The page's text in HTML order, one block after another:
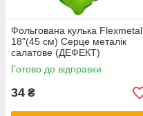
Фольгована кулька Flexmetal
18"(45 см) Серце металік
салатове (ДЕФЕКТ)
Готово до відправки
34 ₴